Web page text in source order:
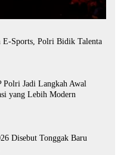
E-Sports, Polri Bidik Talenta
Polri Jadi Langkah Awal
yang Lebih Modern
Disebut Tonggak Baru